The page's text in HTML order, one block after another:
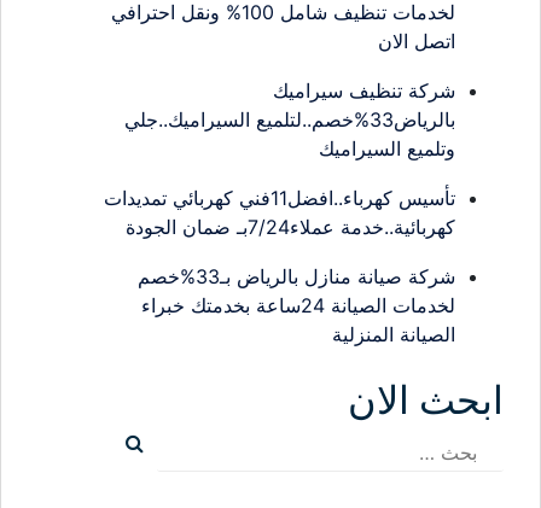
لخدمات تنظيف شامل 100% ونقل احترافي
اتصل الان
شركة تنظيف سيراميك
بالرياض33%خصم..لتلميع السيراميك..جلي
وتلميع السيراميك
تأسيس كهرباء..افضل11فني كهربائي تمديدات
كهربائية..خدمة عملاء7/24بـ ضمان الجودة
شركة صيانة منازل بالرياض بـ33%خصم
لخدمات الصيانة 24ساعة بخدمتك خبراء
الصيانة المنزلية
الان